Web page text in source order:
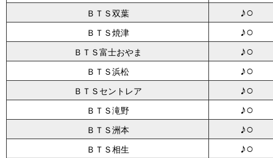
ＢＴＳ双葉 ♪○
ＢＴＳ焼津 ♪○
ＢＴＳ富士おやま ♪○
ＢＴＳ浜松 ♪○
ＢＴＳセントレア ♪○
ＢＴＳ滝野 ♪○
ＢＴＳ洲本 ♪○
ＢＴＳ相生 ♪○